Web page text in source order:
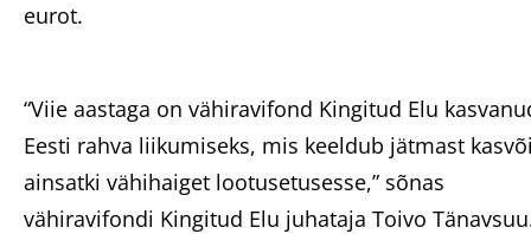
eurot.
“Viie aastaga on vähiravifond Kingitud Elu
Eesti rahva liikumiseks, mis keeldub jätmast
ainsatki vähihaiget lootusetusesse,” sõnas
vähiravifondi Kingitud Elu juhataja Toivo